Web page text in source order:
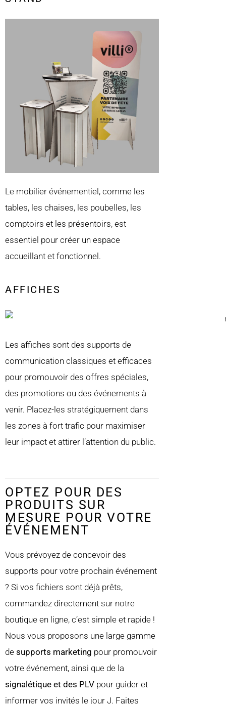
Le mobilier événementiel, comme les
tables, les chaises, les poubelles, les
comptoirs et les présentoirs, est
essentiel pour créer un espace
accueillant et fonctionnel.
AFFICHES
Les affiches sont des supports de
communication classiques et efficaces
pour promouvoir des offres spéciales,
des promotions ou des événements à
venir. Placez-les stratégiquement dans
les zones à fort trafic pour maximiser
leur impact et attirer l’attention du public.
OPTEZ POUR DES
PRODUITS SUR
MESURE POUR VOTRE
ÉVÉNEMENT
Vous prévoyez de concevoir des
supports pour votre prochain événement
? Si vos fichiers sont déjà prêts,
commandez directement sur notre
boutique en ligne, c’est simple et rapide !
Nous vous proposons une large gamme
de supports marketing pour promouvoir
votre événement, ainsi que de la
signalétique et des PLV pour guider et
informer vos invités le jour J. Faites